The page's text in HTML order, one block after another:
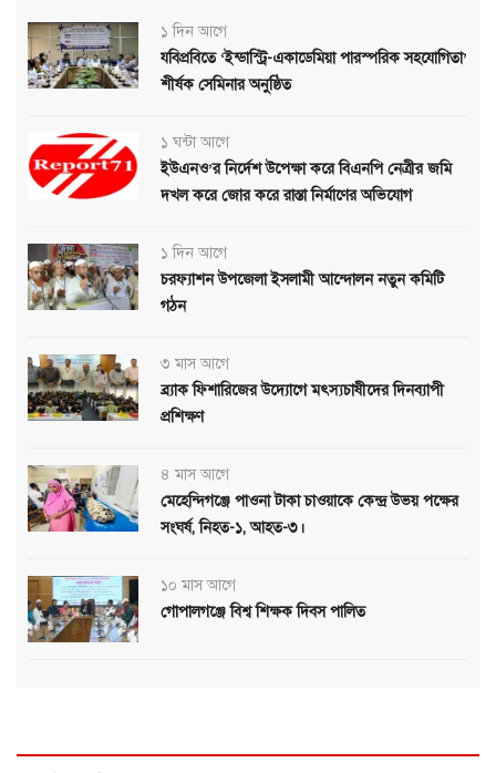
১ দিন আগে
যবিপ্রবিতে ‘ইন্ডাস্ট্রি-একাডেমিয়া পারস্পরিক সহযোগিতা’
শীর্ষক সেমিনার অনুষ্ঠিত
১ ঘন্টা আগে
ইউএনও’র নির্দেশ উপেক্ষা করে বিএনপি নেত্রীর জমি
দখল করে জোর করে রাস্তা নির্মাণের অভিযোগ
১ দিন আগে
চরফ্যাশন উপজেলা ইসলামী আন্দোলন নতুন কমিটি
গঠন
৩ মাস আগে
ব্র্যাক ফিশারিজের উদ্যোগে মৎস্যচাষীদের দিনব্যাপী
প্রশিক্ষণ
৪ মাস আগে
মেহেন্দিগঞ্জে পাওনা টাকা চাওয়াকে কেন্দ্র উভয় পক্ষের
সংঘর্ষ, নিহত-১, আহত-৩।
১০ মাস আগে
গোপালগঞ্জে বিশ্ব শিক্ষক দিবস পালিত